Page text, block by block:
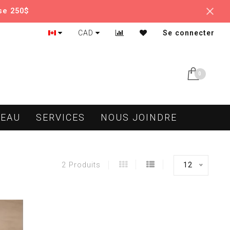
250$
CAD Se connecter
0
SERVICES NOUS JOINDRE
2 Produits 12